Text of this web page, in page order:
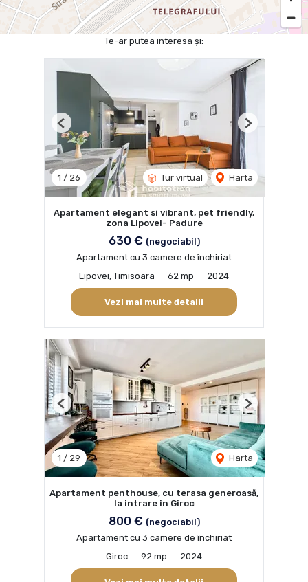
Te-ar putea interesa și:
1 / 26 Tur virtual Harta
Previous Next
Apartament elegant si vibrant, pet friendly,
zona Lipovei- Padure
630 € (negociabil)
Apartament cu 3 camere de închiriat
Lipovei, Timisoara
62 mp 2024
Vezi mai multe detalii
1 / 29 Harta
Previous Next
Apartament penthouse, cu terasa generoasă,
la intrare in Giroc
800 € (negociabil)
Apartament cu 3 camere de închiriat
Giroc
92 mp 2024